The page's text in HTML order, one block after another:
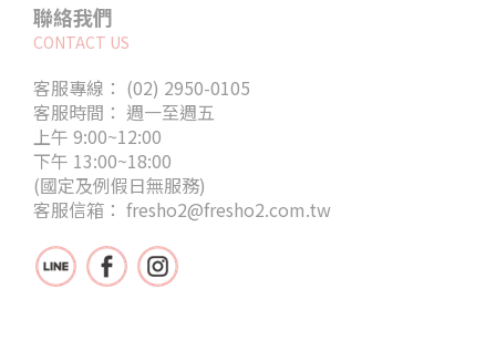
聯絡我們
CONTACT US
客服專線： (02) 2950-0105
客服時間： 週一至週五
上午 9:00~12:00
下午 13:00~18:00
(國定及例假日無服務)
客服信箱： fresho2@fresho2.com.tw